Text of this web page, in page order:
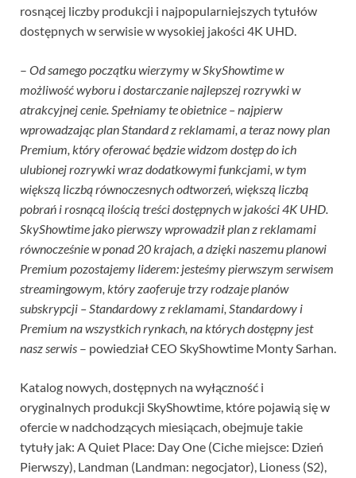
rosnącej liczby produkcji i najpopularniejszych tytułów
dostępnych w serwisie w wysokiej jakości 4K UHD.
– Od samego początku wierzymy w SkyShowtime w
możliwość wyboru i dostarczanie najlepszej rozrywki w
atrakcyjnej cenie. Spełniamy te obietnice – najpierw
wprowadzając plan Standard z reklamami, a teraz nowy plan
Premium, który oferować będzie widzom dostęp do ich
ulubionej rozrywki wraz dodatkowymi funkcjami, w tym
większą liczbą równoczesnych odtworzeń, większą liczbą
pobrań i rosnącą ilością treści dostępnych w jakości 4K UHD.
SkyShowtime jako pierwszy wprowadził plan z reklamami
równocześnie w ponad 20 krajach, a dzięki naszemu planowi
Premium pozostajemy liderem: jesteśmy pierwszym serwisem
streamingowym, który zaoferuje trzy rodzaje planów
subskrypcji – Standardowy z reklamami, Standardowy i
Premium na wszystkich rynkach, na których dostępny jest
nasz serwis – powiedział CEO SkyShowtime Monty Sarhan.
Katalog nowych, dostępnych na wyłączność i
oryginalnych produkcji SkyShowtime, które pojawią się w
ofercie w nadchodzących miesiącach, obejmuje takie
tytuły jak: A Quiet Place: Day One (Ciche miejsce: Dzień
Pierwszy), Landman (Landman: negocjator), Lioness (S2),